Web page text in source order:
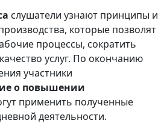
слушатели узнают принципы и
которые позволят
процессы, сократить
услуг. По окончанию
участники
о повышении
применить полученные
деятельности.